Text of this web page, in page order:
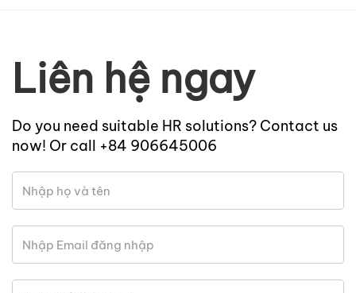
Liên hệ ngay
Do you need suitable HR solutions? Contact us
now! Or call +84 906645006